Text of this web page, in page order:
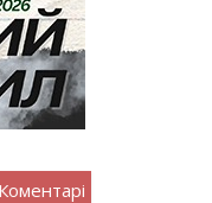
Коментарі